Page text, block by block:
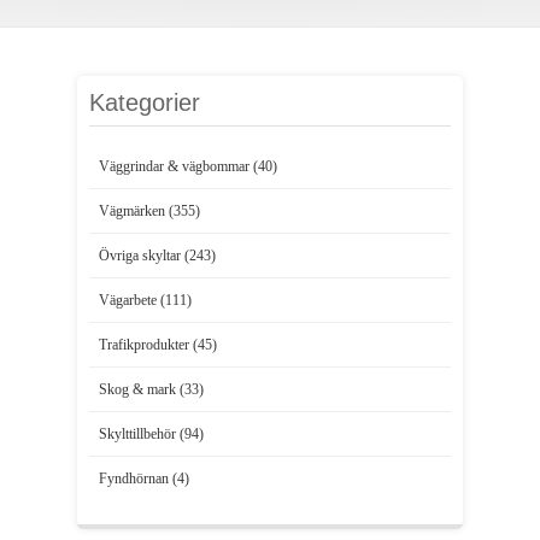
Kategorier
Väggrindar & vägbommar (40)
Vägmärken (355)
Övriga skyltar (243)
Vägarbete (111)
Trafikprodukter (45)
Skog & mark (33)
Skylttillbehör (94)
Fyndhörnan (4)